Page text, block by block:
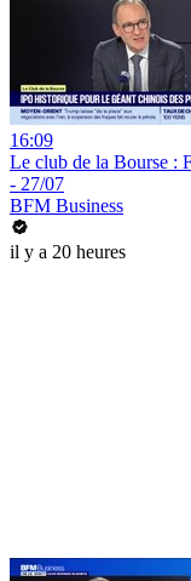
16:09
Le club de la Bourse :
- 27/07
BFM Business
il y a 20 heures